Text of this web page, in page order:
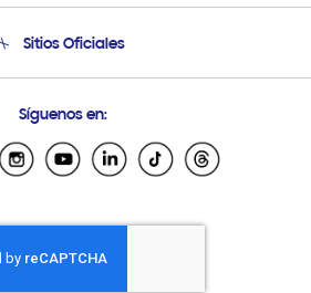
de Compra
Soporte vía eMail
Sitios Oficiales
Samsung Ecuador
El Salvador
Honduras
Nicaragua
Síguenos en: